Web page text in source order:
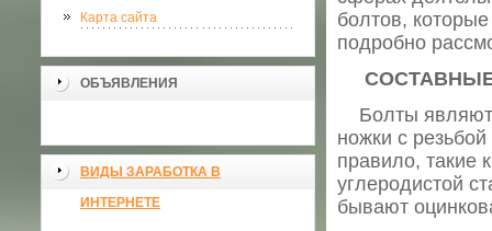
Карта сайта
ОБЪЯВЛЕНИЯ
ВИДЫ ЗАРАБОТКА В
ИНТЕРНЕТЕ
болтов,
подробно
СОСТАВНЫЕ
Болты
ножки с
правило, такие
углеродистой
бывают